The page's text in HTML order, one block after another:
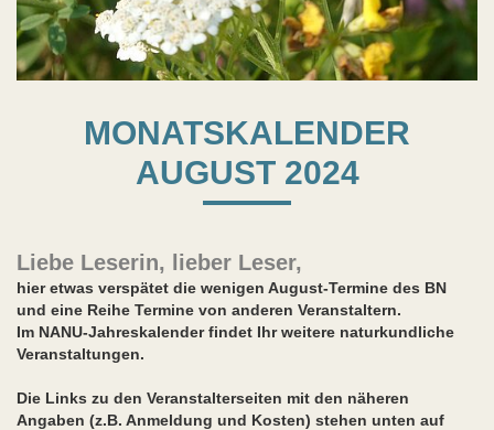
MONATSKALENDER
AUGUST 2024
Liebe Leserin, lieber Leser,
hier etwas verspätet die wenigen August-Termine des BN
und eine Reihe Termine von anderen Veranstaltern.
Im NANU-Jahreskalender findet Ihr weitere naturkundliche
Veranstaltungen.
Die Links zu den Veranstalterseiten mit den näheren
Angaben (z.B. Anmeldung und Kosten) stehen unten auf